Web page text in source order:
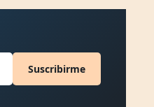
Suscribirme